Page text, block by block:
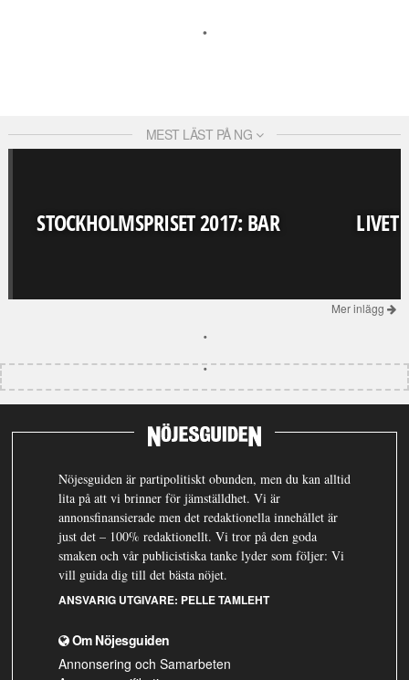
MEST LÄST PÅ NG
STOCKHOLMSPRISET 2017: BAR LIVET
Mer inlägg
Nöjesguiden är partipolitiskt obunden, men du kan alltid
lita på att vi brinner för jämställdhet. Vi är
annonsfinansierade men det redaktionella innehållet är
just det – 100% redaktionellt. Vi tror på den goda
smaken och vår publicistiska tanke lyder som följer: Vi
vill guida dig till det bästa nöjet.
ANSVARIG UTGIVARE: PELLE TAMLEHT
Om Nöjesguiden
Annonsering och Samarbeten